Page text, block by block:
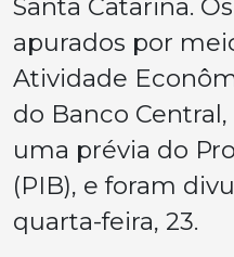
Santa Catarina.
apurados por
Atividade
do Banco
uma prévia do
(PIB), e foram
quarta-feira, 23.